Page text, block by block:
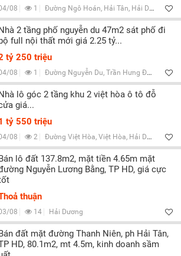
08 1 Đường Ngô Hoán, Hải Tân, Hải Dương
2 tầng phố nguyễn du 47m2 sát phố đi
full nội thất mới giá 2.25 tỷ...
tỷ 250 triệu
08 1 Đường Nguyễn Du, Trần Hưng Đạo, Hải Dương
lô góc 2 tầng khu 2 việt hòa ô tô đỗ
giá...
tỷ 550 triệu
08 2 Đường Việt Hòa, Việt Hòa, Hải Dương
lô đất 137.8m2, mặt tiền 4.65m mặt
Nguyễn Lương Bằng, TP HD, giá cực
thuận
08 14 Hải Dương
đất mặt đường Thanh Niên, ph Hải Tân,
HD, 80.1m2, mt 4.5m, kinh doanh sầm